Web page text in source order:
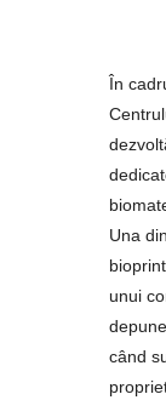
În
Una
unui
când